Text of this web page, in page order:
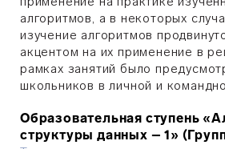
алгоритмов, а в некоторых
изучение алгоритмов
акцентом на их применение в
рамках занятий было
школьников в личной и
Образовательная ступень
структуры данных – 1»